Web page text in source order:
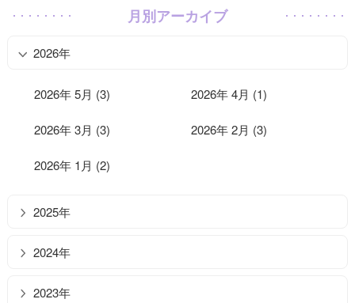
月別アーカイブ
2026年
2026年 5月 (3) 2026年 4月 (1)
2026年 3月 (3) 2026年 2月 (3)
2026年 1月 (2)
2025年
2024年
2023年